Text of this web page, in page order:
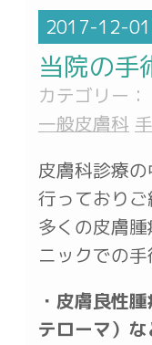
2017-12-01
当院の手
カテゴリー：
一般皮膚科
皮膚科診療
行っており
多くの皮膚
ニックでの
・皮膚良性
テローマ）